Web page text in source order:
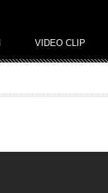
VIDEO CLIP